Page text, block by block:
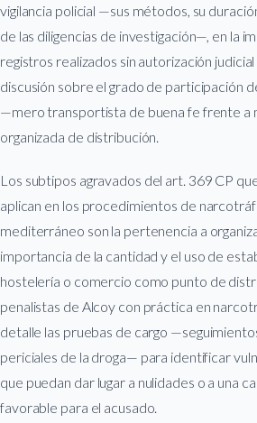
vigilancia policial —sus métodos, su
de las diligencias de investigación—, en la
registros realizados sin autorización
discusión sobre el grado de participación
—mero transportista de buena fe frente a
organizada de distribución.
Los subtipos agravados del art. 369 CP
aplican en los procedimientos de
mediterráneo son la pertenencia a
importancia de la cantidad y el uso de
hostelería o comercio como punto de
penalistas de Alcoy con práctica en
detalle las pruebas de cargo
periciales de la droga— para identificar
que puedan dar lugar a nulidades o a una
favorable para el acusado.